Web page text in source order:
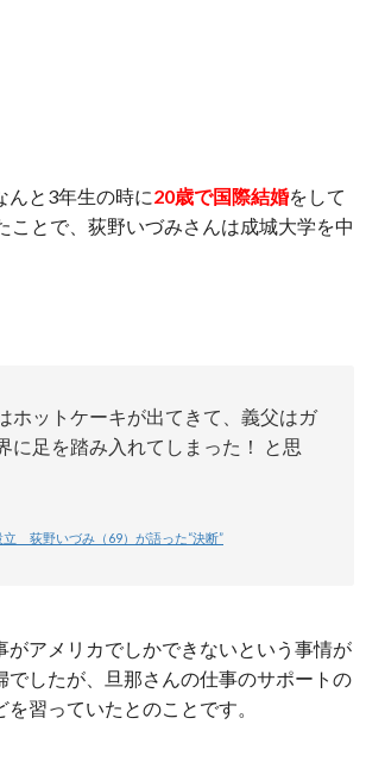
んと3年生の時に20歳で国際結婚をして
とで、荻野いづみさんは成城大学を中
ホットケーキが出てきて、義父はガ
に足を踏み入れてしまった！ と思
荻野いづみ（69）が語った“決断”
アメリカでしかできないという事情が
したが、旦那さんの仕事のサポートの
習っていたとのことです。